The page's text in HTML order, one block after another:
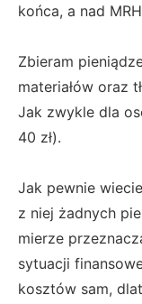
końca, a nad
Zbieram
materiałów oraz
Jak zwykle dla
40 zł).
Jak pewnie
z niej żadnych
mierze
sytuacji
kosztów sam,